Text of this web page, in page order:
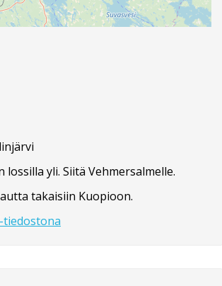
lossilla yli. Siitä Vehmersalmelle.
takaisiin Kuopioon.
tiedostona